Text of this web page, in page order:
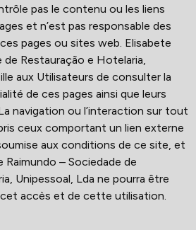
pas le contenu ou les liens
et n’est pas responsable des
pages ou sites web. Elisabete
de Restauração e Hotelaria,
aux Utilisateurs de consulter la
de ces pages ainsi que leurs
navigation ou l’interaction sur tout
ceux comportant un lien externe
aux conditions de ce site, et
Raimundo – Sociedade de
Unipessoal, Lda ne pourra être
accès et de cette utilisation.